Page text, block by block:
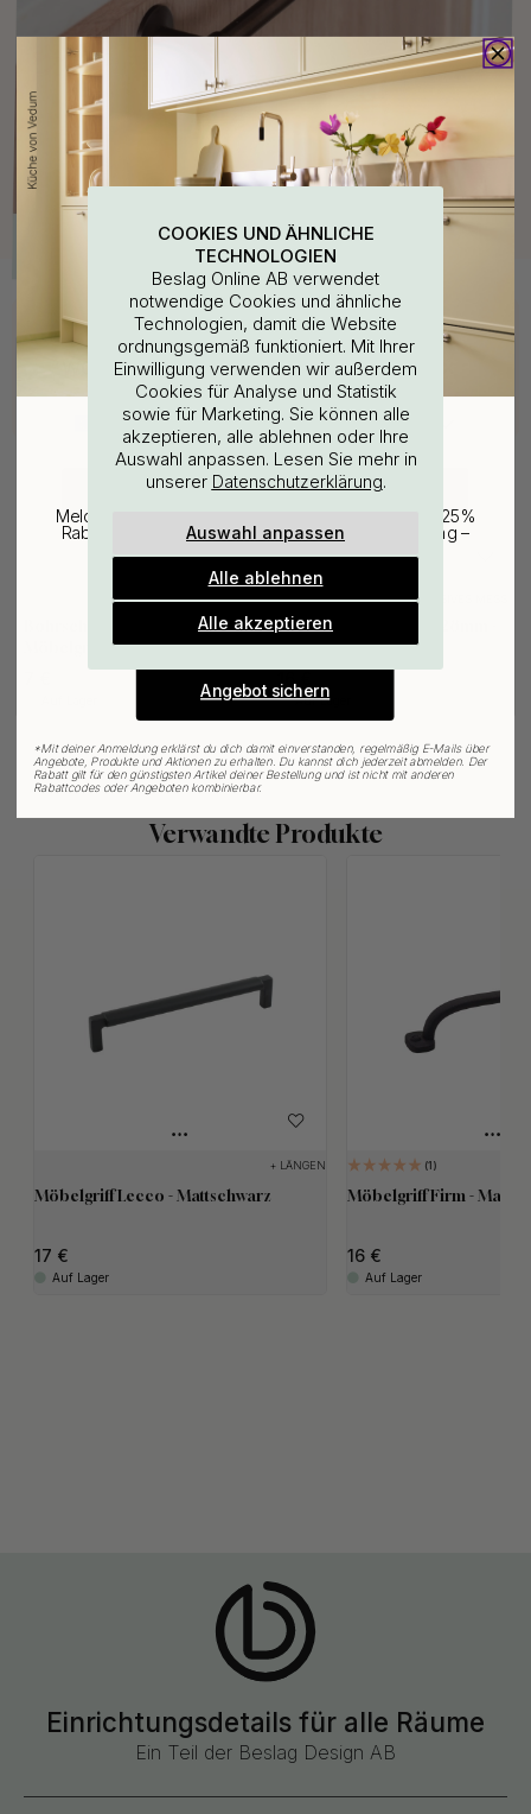
Kaufen Sie zusammen mit
127
Möbelgriffe & Möbelknöpfe
PREMIUM
MASSIVES MESSING
Möbelknopf Jubilee - 28mm -
Mattschwarz
16 €
Auf Lager
Verwandte Produkte
+ LÄNGEN
Möbelgriff Lecco - Mattschwarz
17
Auf Lager
1
Möbelgriff Firm -
16
Auf Lager
Einrichtungsdetails für alle Räume
Ein Teil der Beslag Design AB
COOKIES UND ÄHNLICHE
TECHNOLOGIEN
Beslag Online AB verwendet
notwendige Cookies und ähnliche
Technologien, damit die Website
ordnungsgemäß funktioniert. Mit Ihrer
Einwilligung verwenden wir außerdem
Cookies für Analyse und Statistik
sowie für Marketing. Sie können alle
akzeptieren, alle ablehnen oder Ihre
Auswahl anpassen. Lesen Sie mehr in
unserer Datenschutzerklärung.
Auswahl anpassen
Alle ablehnen
Alle akzeptieren
WOULD YOU RATHER VISIT?
EU
CHANGE COUNTRY
25% Rabatt auf deinen
günstigsten Artikel
Melde dich für unseren Newsletter an und erhalte 25%
Rabatt auf den günstigsten Artikel deiner Bestellung –
plus Inspiration und exklusive Angebote.
Gültig bis zum 31. August
Angebot sichern
*Mit deiner Anmeldung erklärst du dich damit einverstanden, regelmäßig E-Mails über
Angebote, Produkte und Aktionen zu erhalten. Du kannst dich jederzeit abmelden. Der
Rabatt gilt für den günstigsten Artikel deiner Bestellung und ist nicht mit anderen
Rabattcodes oder Angeboten kombinierbar.